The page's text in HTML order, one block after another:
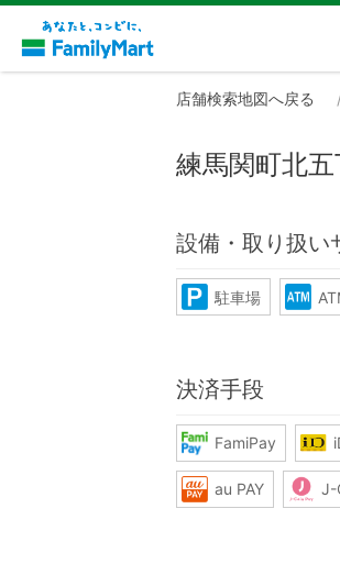
店舗検索地図へ戻る
練馬関町北
設備・取り扱い
駐車場
決済手段
FamiPay
au PAY J-